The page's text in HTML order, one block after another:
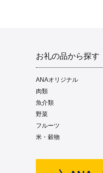
お礼の品から探す
ANAオリジナル
肉類
魚介類
野菜
フルーツ
米・穀物